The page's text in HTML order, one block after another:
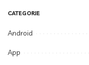
CATEGORIE
Android
App